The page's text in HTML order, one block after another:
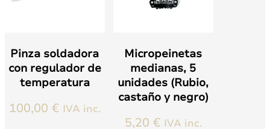
Pinza soldadora
con regulador de
temperatura
100,00 € IVA inc.
Micropeinetas
medianas, 5
unidades (Rubio,
castaño y negro)
5,20 € IVA inc.